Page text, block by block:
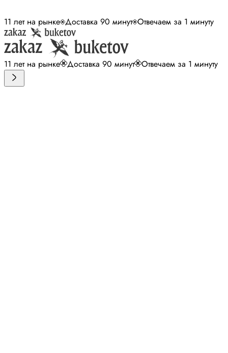
11 лет на рынке Доставка 90 минут Отвечаем за 1 минуту
11 лет на рынке Доставка 90 минут Отвечаем за 1 минуту